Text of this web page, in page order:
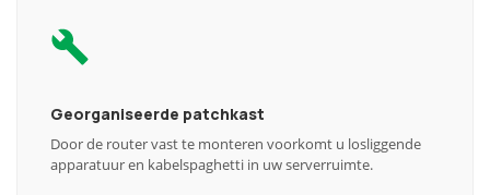
Georganiseerde patchkast
Door de router vast te monteren voorkomt u losliggende
apparatuur en kabelspaghetti in uw serverruimte.